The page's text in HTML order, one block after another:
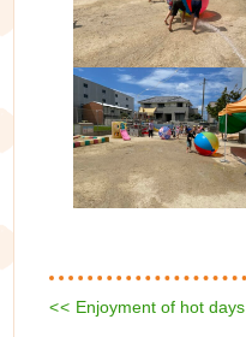
投
Previous
<< Enjoyment of hot days